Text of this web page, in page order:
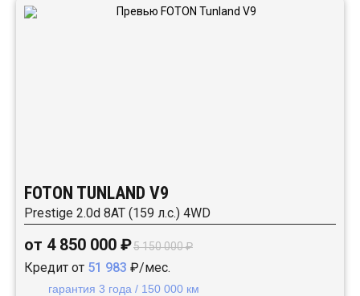
FOTON TUNLAND V9
Prestige 2.0d 8AT (159 л.с.) 4WD
от 4 850 000 ₽5 150 000 ₽
Кредит от 51 983 ₽/мес.
гарантия 3 года / 150 000 км